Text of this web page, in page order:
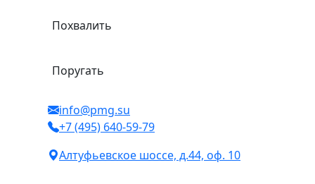
Похвалить
Поругать
info@pmg.su
+7 (495) 640-59-79
Алтуфьевское шоссе, д.44, оф. 10